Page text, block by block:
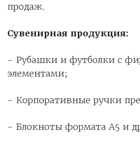
продаж.
Сувенирная продукция:
- Рубашки и футболки с
элементами;
- Корпоративные ручки
- Блокноты формата А5 и